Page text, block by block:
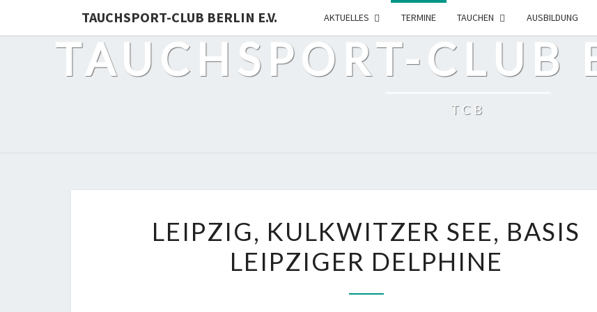
TAUCHSPORT-CLUB BERLIN E.V. AKTUELLES TERMINE TAUCHEN AUSBILDUNG
TAUCHSPORT-CLUB
TCB
KULKWITZER
SEE,
BASIS
LEIPZIGER
LEIPZIG, KULKWITZER SEE, BASIS
LEIPZIGER DELPHINE